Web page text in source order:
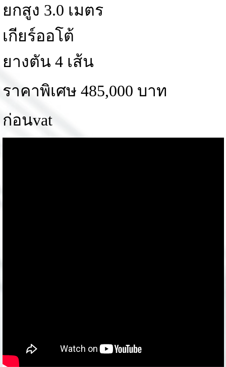
ยกสูง 3.0 เมตร
เกียร์ออโต้
ยางตัน 4 เส้น
ราคาพิเศษ 485,000 บาท
ก่อนvat